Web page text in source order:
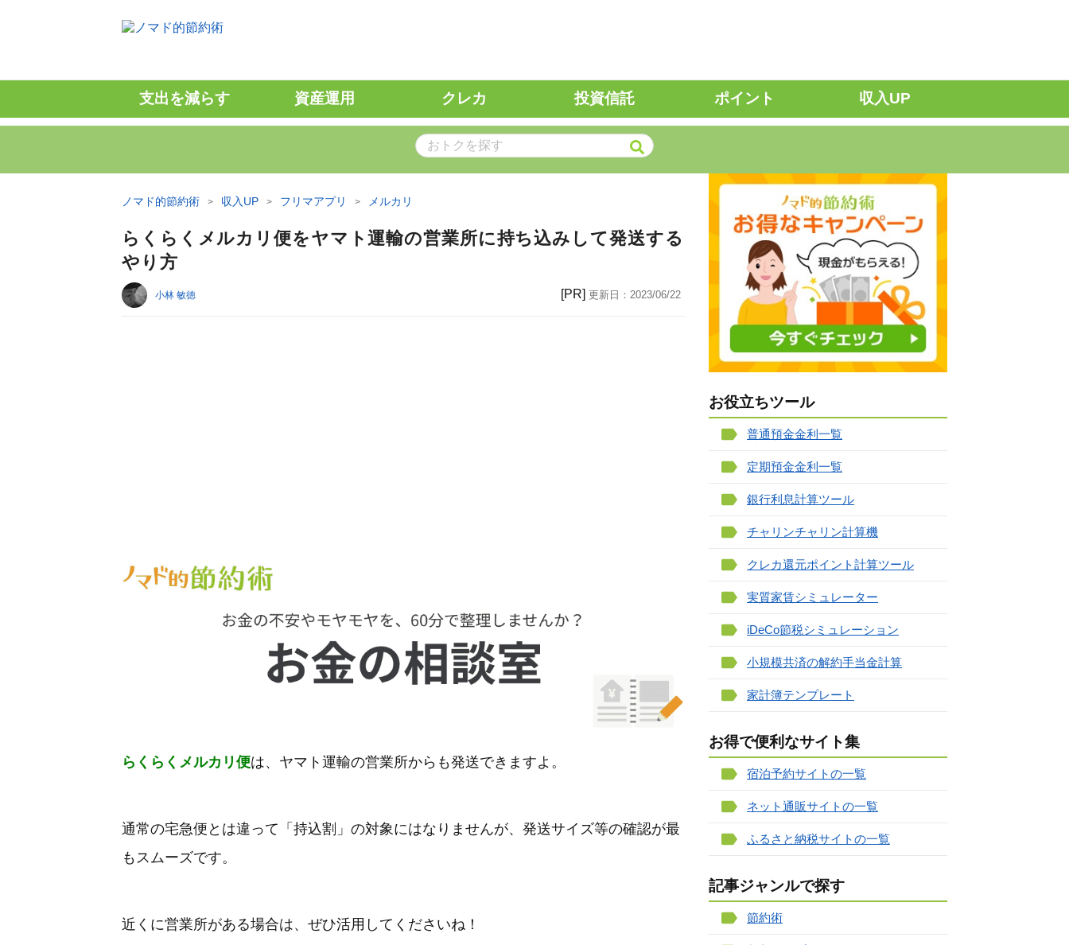
支出を減らす 資産運用 クレカ 投資信託 ポイント 収入UP
ノマド的節約術 収入UP フリマアプリ メルカリ
らくらくメルカリ便をヤマト運輸の営業所に持ち込みして発送する
やり方
小林 敏徳 [PR] 更新日： 2023/06/22
らくらくメルカリ便は、ヤマト運輸の営業所からも発送できますよ。
通常の宅急便とは違って「持込割」の対象にはなりませんが、発送サイズ等の確認が最
もスムーズです。
近くに営業所がある場合は、ぜひ活用してくださいね！
お役立ちツール
普通預金金利一覧
定期預金金利一覧
銀行利息計算ツール
チャリンチャリン計算機
クレカ還元ポイント計算ツール
実質家賃シミュレーター
iDeCo節税シミュレーション
小規模共済の解約手当金計算
家計簿テンプレート
お得で便利なサイト集
宿泊予約サイトの一覧
ネット通販サイトの一覧
ふるさと納税サイトの一覧
記事ジャンルで探す
節約術